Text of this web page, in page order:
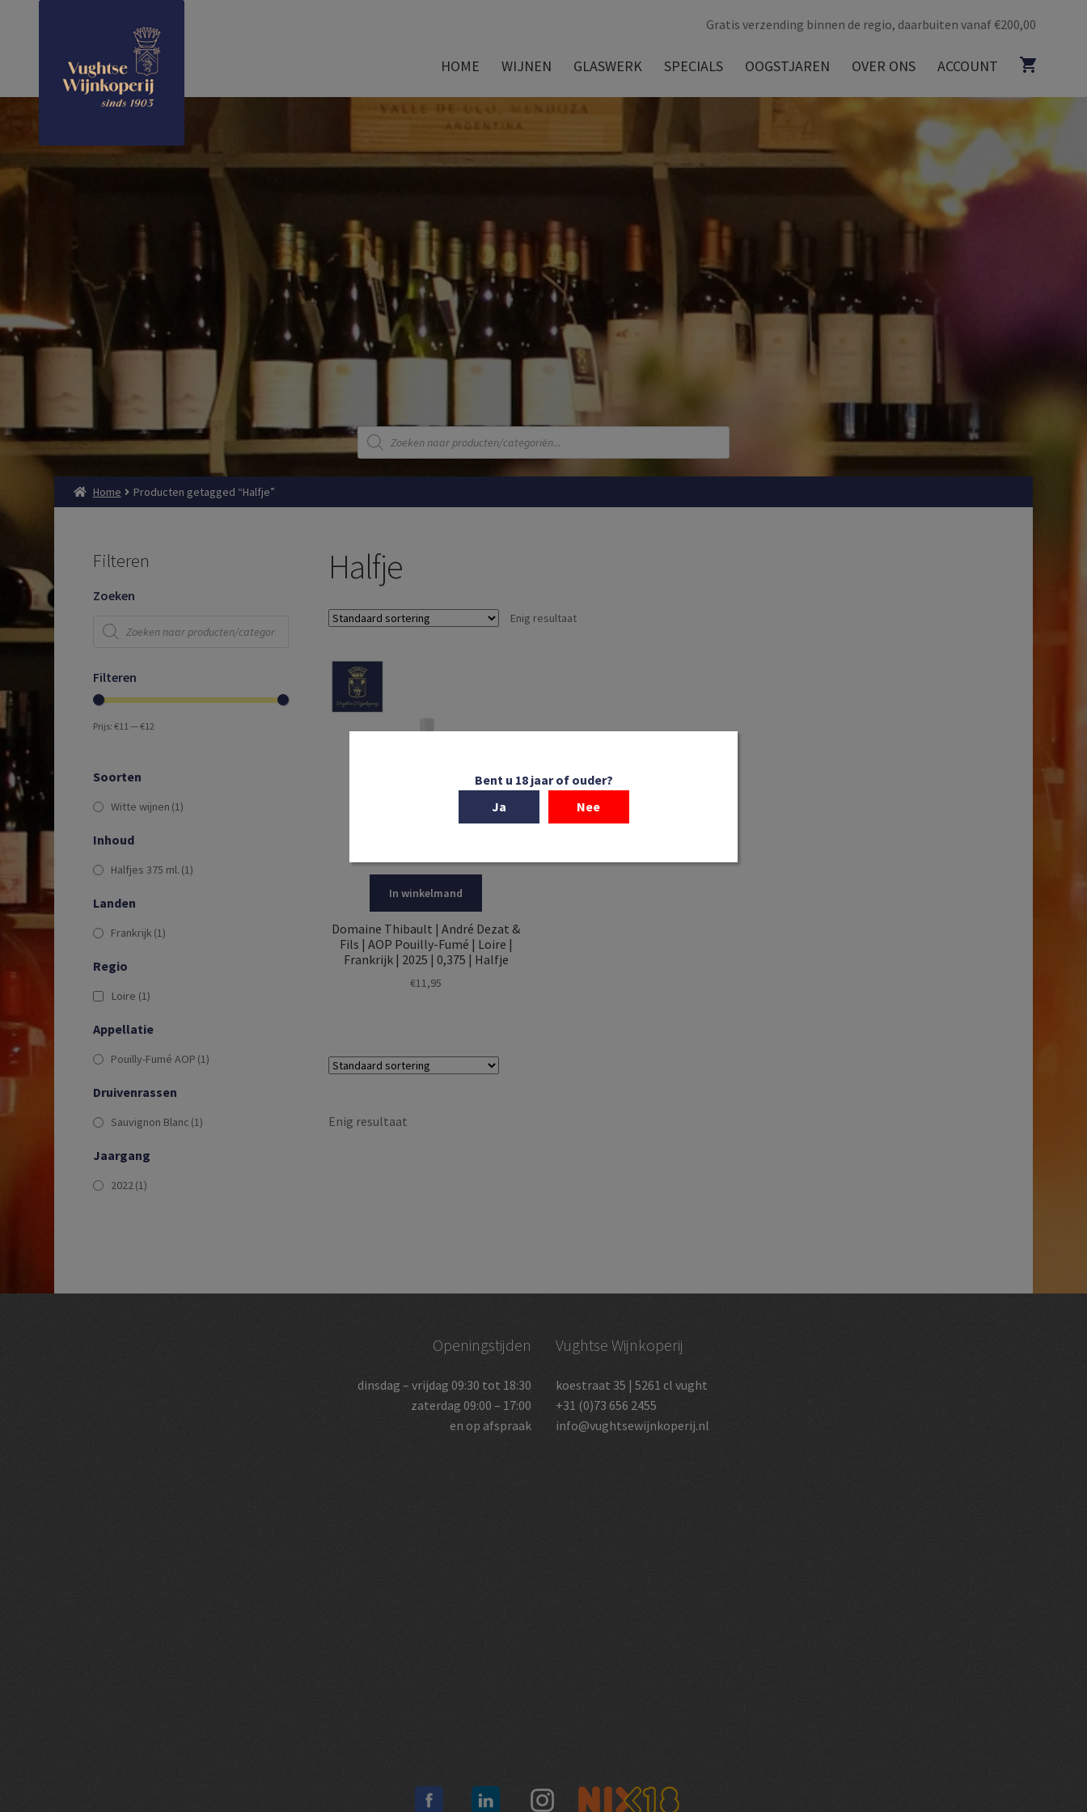
Gratis verzending binnen de regio, daarbuiten vanaf €200,00
HOME WIJNEN GLASWERK SPECIALS OOGSTJAREN OVER ONS ACCOUNT
Producten
zoeken
Home Producten getagged “Halfje”
Halfje
Enig resultaat
In winkelmand
Domaine Thibault | André Dezat &
Fils | AOP Pouilly-Fumé | Loire |
Frankrijk | 2025 | 0,375 | Halfje
€11,95
Enig resultaat
Filteren
Zoeken
Producten
zoeken
Filteren
Prijs:€11 —€12
Soorten
Witte wijnen (1)
Inhoud
Halfjes 375 ml. (1)
Landen
Frankrijk (1)
Regio
Loire (1)
Appellatie
Pouilly-Fumé AOP (1)
Druivenrassen
Sauvignon Blanc (1)
Jaargang
2022(1)
Openingstijden
dinsdag – vrijdag 09:30 tot 18:30
zaterdag 09:00 – 17:00
en op afspraak
Vughtse Wijnkoperij
koestraat 35 | 5261 cl vught
+31 (0)73 656 2455
info@vughtsewijnkoperij.nl
Bent u 18 jaar of ouder?
Ja
Nee